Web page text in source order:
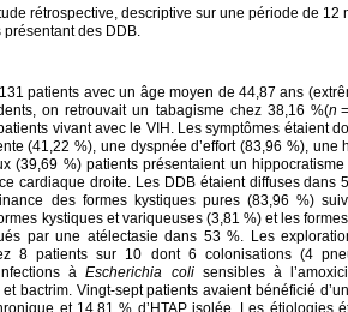
rétrospective, descriptive sur une période de
des DDB.
patients avec un âge moyen de 44,87 ans
on retrouvait un tabagisme chez 38,16 %(n =
vivant avec le VIH. Les symptômes étaient
(41,22 %), une dyspnée d’effort (83,96 %),
(39,69 %) patients présentaient un
cardiaque droite. Les DDB étaient diffuses
des formes kystiques pures (83,96 %)
kystiques et variqueuses (3,81 %) et les
par une atélectasie dans 53 %. Les
8 patients sur 10 dont 6 colonisations (4
àEscherichia colisensibles à
et bactrim. Vingt-sept patients avaient bénéficié
et 14,81 % d’HTAP isolée. Les étiologies